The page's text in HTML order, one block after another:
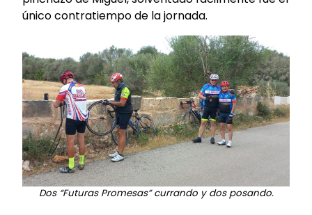
único contratiempo de la jornada.
Dos “Futuras Promesas” currando y dos posando.